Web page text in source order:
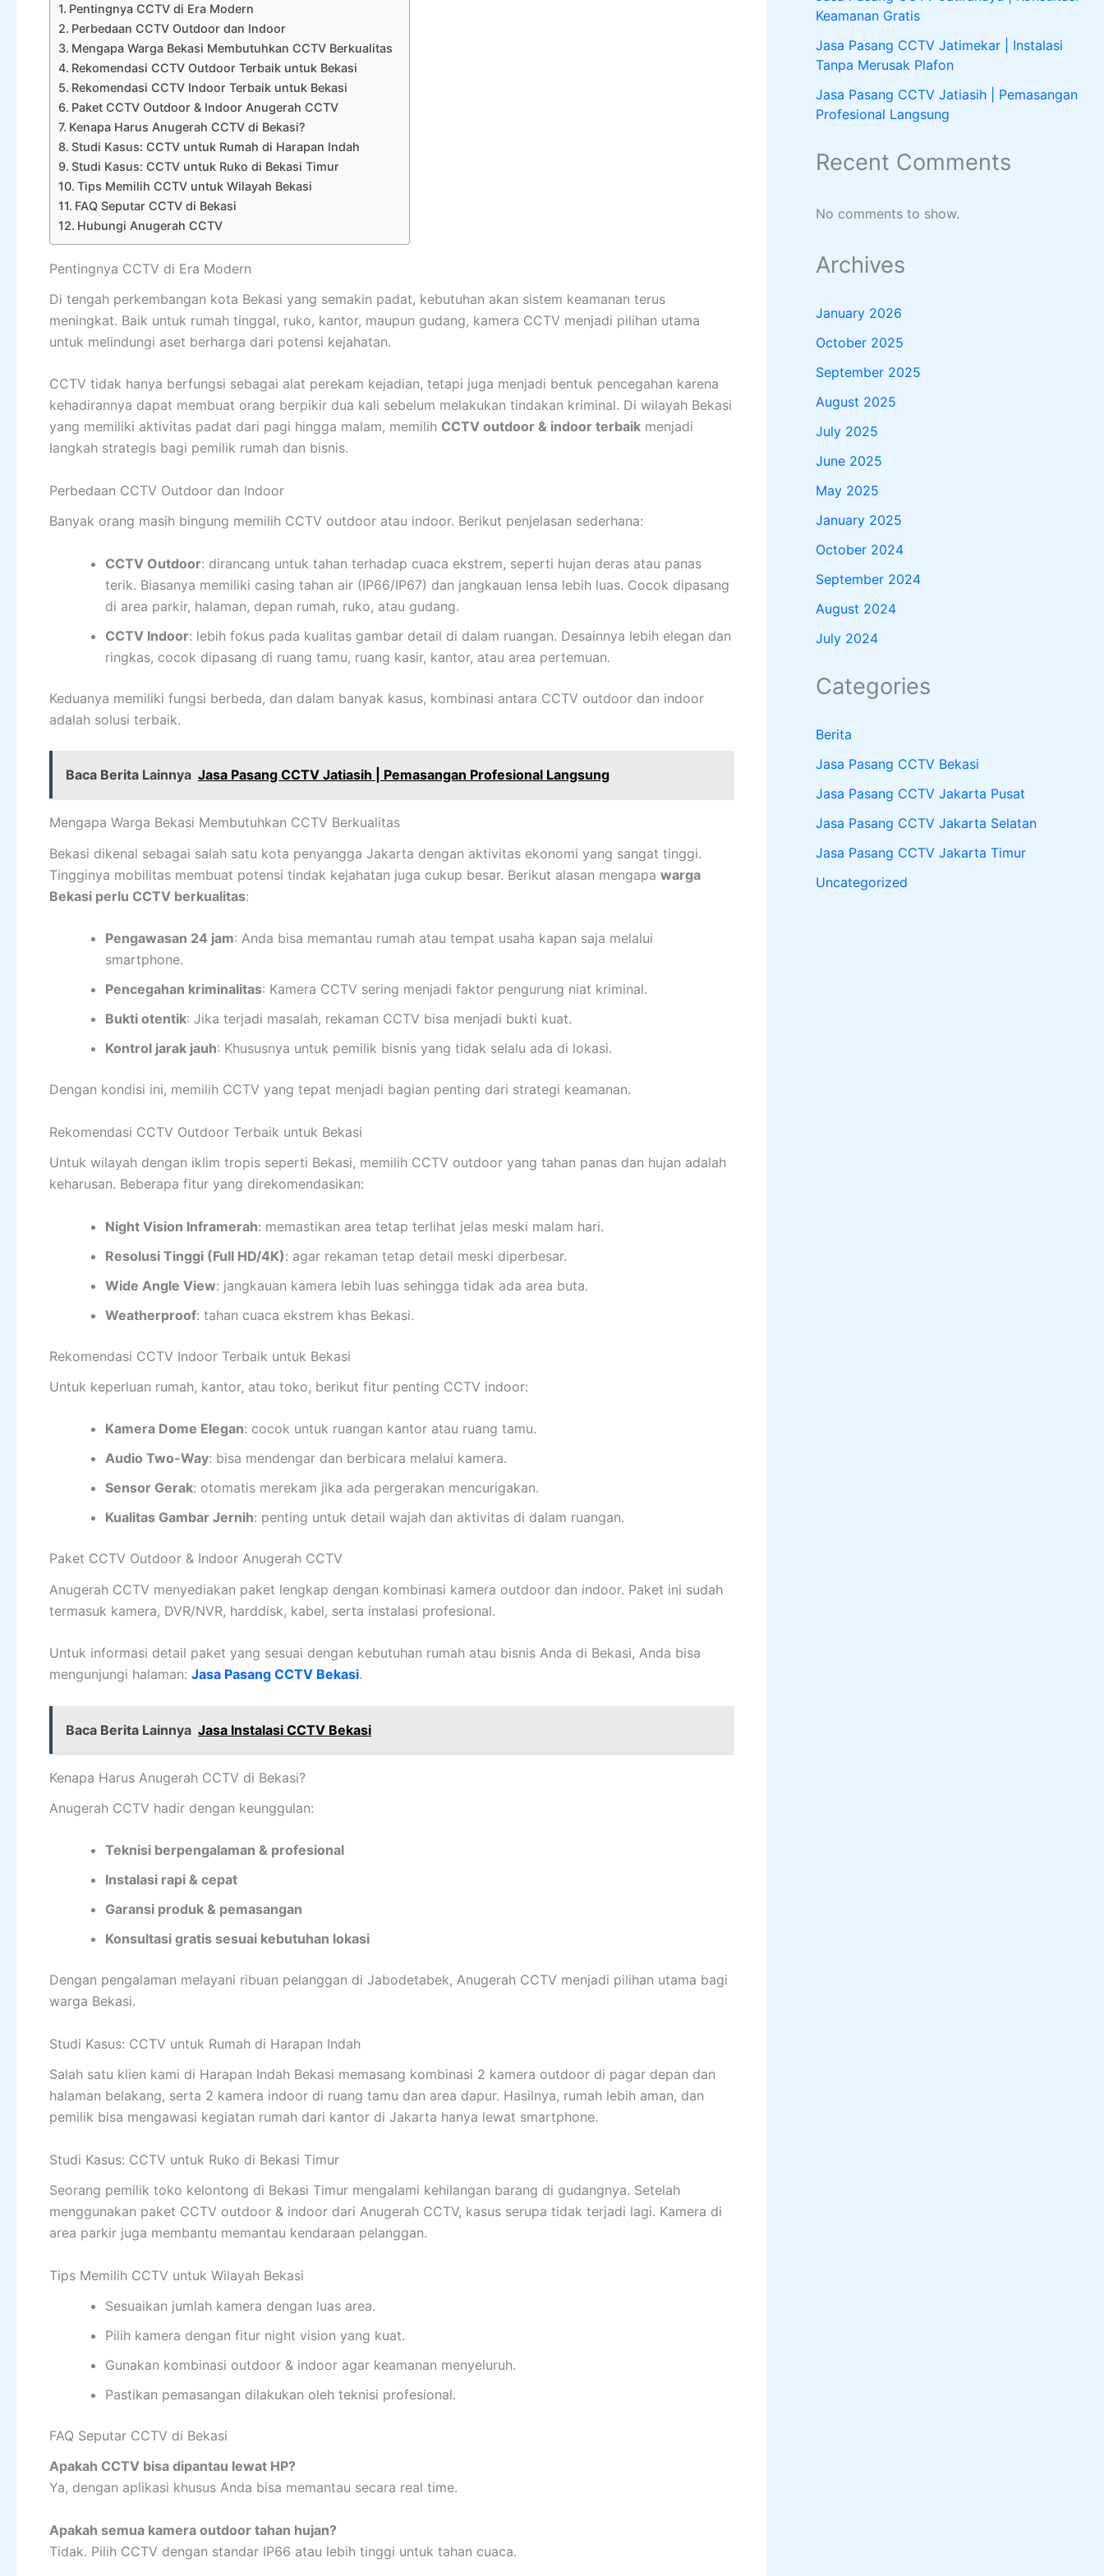
Pentingnya CCTV di Era Modern
Perbedaan CCTV Outdoor dan Indoor
Mengapa Warga Bekasi Membutuhkan CCTV Berkualitas
Rekomendasi CCTV Outdoor Terbaik untuk Bekasi
Rekomendasi CCTV Indoor Terbaik untuk Bekasi
Paket CCTV Outdoor & Indoor Anugerah CCTV
Kenapa Harus Anugerah CCTV di Bekasi?
Studi Kasus: CCTV untuk Rumah di Harapan Indah
Studi Kasus: CCTV untuk Ruko di Bekasi Timur
Tips Memilih CCTV untuk Wilayah Bekasi
FAQ Seputar CCTV di Bekasi
Hubungi Anugerah CCTV
Pentingnya CCTV di Era Modern
Di tengah perkembangan kota Bekasi yang semakin padat, kebutuhan akan sistem keamanan terus
meningkat. Baik untuk rumah tinggal, ruko, kantor, maupun gudang, kamera CCTV menjadi pilihan utama
untuk melindungi aset berharga dari potensi kejahatan.
CCTV tidak hanya berfungsi sebagai alat perekam kejadian, tetapi juga menjadi bentuk pencegahan karena
kehadirannya dapat membuat orang berpikir dua kali sebelum melakukan tindakan kriminal. Di wilayah Bekasi
yang memiliki aktivitas padat dari pagi hingga malam, memilih CCTV outdoor & indoor terbaik menjadi
langkah strategis bagi pemilik rumah dan bisnis.
Perbedaan CCTV Outdoor dan Indoor
Banyak orang masih bingung memilih CCTV outdoor atau indoor. Berikut penjelasan sederhana:
CCTV Outdoor: dirancang untuk tahan terhadap cuaca ekstrem, seperti hujan deras atau panas
terik. Biasanya memiliki casing tahan air (IP66/IP67) dan jangkauan lensa lebih luas. Cocok dipasang
di area parkir, halaman, depan rumah, ruko, atau gudang.
CCTV Indoor: lebih fokus pada kualitas gambar detail di dalam ruangan. Desainnya lebih elegan dan
ringkas, cocok dipasang di ruang tamu, ruang kasir, kantor, atau area pertemuan.
Keduanya memiliki fungsi berbeda, dan dalam banyak kasus, kombinasi antara CCTV outdoor dan indoor
adalah solusi terbaik.
Baca Berita Lainnya Jasa Pasang CCTV Jatiasih | Pemasangan Profesional Langsung
Mengapa Warga Bekasi Membutuhkan CCTV Berkualitas
Bekasi dikenal sebagai salah satu kota penyangga Jakarta dengan aktivitas ekonomi yang sangat tinggi.
Tingginya mobilitas membuat potensi tindak kejahatan juga cukup besar. Berikut alasan mengapa warga
Bekasi perlu CCTV berkualitas:
Pengawasan 24 jam: Anda bisa memantau rumah atau tempat usaha kapan saja melalui
smartphone.
Pencegahan kriminalitas: Kamera CCTV sering menjadi faktor pengurung niat kriminal.
Bukti otentik: Jika terjadi masalah, rekaman CCTV bisa menjadi bukti kuat.
Kontrol jarak jauh: Khususnya untuk pemilik bisnis yang tidak selalu ada di lokasi.
Dengan kondisi ini, memilih CCTV yang tepat menjadi bagian penting dari strategi keamanan.
Rekomendasi CCTV Outdoor Terbaik untuk Bekasi
Untuk wilayah dengan iklim tropis seperti Bekasi, memilih CCTV outdoor yang tahan panas dan hujan adalah
keharusan. Beberapa fitur yang direkomendasikan:
Night Vision Inframerah: memastikan area tetap terlihat jelas meski malam hari.
Resolusi Tinggi (Full HD/4K): agar rekaman tetap detail meski diperbesar.
Wide Angle View: jangkauan kamera lebih luas sehingga tidak ada area buta.
Weatherproof: tahan cuaca ekstrem khas Bekasi.
Rekomendasi CCTV Indoor Terbaik untuk Bekasi
Untuk keperluan rumah, kantor, atau toko, berikut fitur penting CCTV indoor:
Kamera Dome Elegan: cocok untuk ruangan kantor atau ruang tamu.
Audio Two-Way: bisa mendengar dan berbicara melalui kamera.
Sensor Gerak: otomatis merekam jika ada pergerakan mencurigakan.
Kualitas Gambar Jernih: penting untuk detail wajah dan aktivitas di dalam ruangan.
Paket CCTV Outdoor & Indoor Anugerah CCTV
Anugerah CCTV menyediakan paket lengkap dengan kombinasi kamera outdoor dan indoor. Paket ini sudah
termasuk kamera, DVR/NVR, harddisk, kabel, serta instalasi profesional.
Untuk informasi detail paket yang sesuai dengan kebutuhan rumah atau bisnis Anda di Bekasi, Anda bisa
mengunjungi halaman: Jasa Pasang CCTV Bekasi.
Baca Berita Lainnya Jasa Instalasi CCTV Bekasi
Kenapa Harus Anugerah CCTV di Bekasi?
Anugerah CCTV hadir dengan keunggulan:
Teknisi berpengalaman & profesional
Instalasi rapi & cepat
Garansi produk & pemasangan
Konsultasi gratis sesuai kebutuhan lokasi
Dengan pengalaman melayani ribuan pelanggan di Jabodetabek, Anugerah CCTV menjadi pilihan utama bagi
warga Bekasi.
Studi Kasus: CCTV untuk Rumah di Harapan Indah
Salah satu klien kami di Harapan Indah Bekasi memasang kombinasi 2 kamera outdoor di pagar depan dan
halaman belakang, serta 2 kamera indoor di ruang tamu dan area dapur. Hasilnya, rumah lebih aman, dan
pemilik bisa mengawasi kegiatan rumah dari kantor di Jakarta hanya lewat smartphone.
Studi Kasus: CCTV untuk Ruko di Bekasi Timur
Seorang pemilik toko kelontong di Bekasi Timur mengalami kehilangan barang di gudangnya. Setelah
menggunakan paket CCTV outdoor & indoor dari Anugerah CCTV, kasus serupa tidak terjadi lagi. Kamera di
area parkir juga membantu memantau kendaraan pelanggan.
Tips Memilih CCTV untuk Wilayah Bekasi
Sesuaikan jumlah kamera dengan luas area.
Pilih kamera dengan fitur night vision yang kuat.
Gunakan kombinasi outdoor & indoor agar keamanan menyeluruh.
Pastikan pemasangan dilakukan oleh teknisi profesional.
FAQ Seputar CCTV di Bekasi
Apakah CCTV bisa dipantau lewat HP?
Ya, dengan aplikasi khusus Anda bisa memantau secara real time.
Apakah semua kamera outdoor tahan hujan?
Tidak. Pilih CCTV dengan standar IP66 atau lebih tinggi untuk tahan cuaca.
Keamanan Gratis
Jasa Pasang CCTV Jatimekar | Instalasi
Tanpa Merusak Plafon
Jasa Pasang CCTV Jatiasih | Pemasangan
Profesional Langsung
Recent Comments
No comments to show.
Archives
January 2026
October 2025
September 2025
August 2025
July 2025
June 2025
May 2025
January 2025
October 2024
September 2024
August 2024
July 2024
Categories
Berita
Jasa Pasang CCTV Bekasi
Jasa Pasang CCTV Jakarta Pusat
Jasa Pasang CCTV Jakarta Selatan
Jasa Pasang CCTV Jakarta Timur
Uncategorized